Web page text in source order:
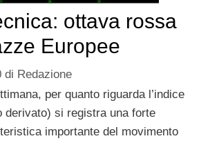
ottava rossa
Europee
di Redazione
per quanto riguarda l’indice
derivato) si registra una forte
importante del movimento